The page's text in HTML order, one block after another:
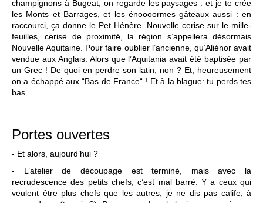
champignons à Bugeat, on regarde les paysages : et je te crée
les Monts et Barrages, et les énoooormes gâteaux aussi : en
raccourci, ça donne le Pet Hénère. Nouvelle cerise sur le mille-
feuilles, cerise de proximité, la région s’appellera désormais
Nouvelle Aquitaine. Pour faire oublier l’ancienne, qu’Aliénor avait
vendue aux Anglais. Alors que l’Aquitania avait été baptisée par
un Grec ! De quoi en perdre son latin, non ? Et, heureusement
on a échappé aux “Bas de France“ ! Et à la blague: tu perds tes
bas...
Portes ouvertes
- Et alors, aujourd’hui ?
- L’atelier de découpage est terminé, mais avec la
recrudescence des petits chefs, c’est mal barré. Y a ceux qui
veulent être plus chefs que les autres, je ne dis pas calife, à